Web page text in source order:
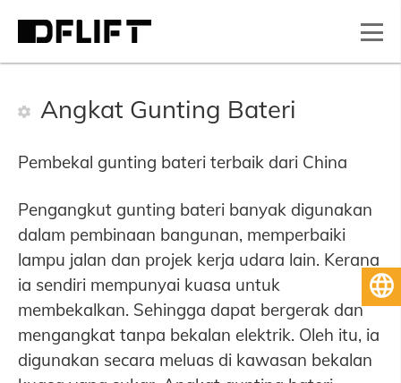
Angkat Gunting Bateri
Pembekal gunting bateri terbaik dari China
Pengangkut gunting bateri banyak digunakan
dalam pembinaan bangunan, memperbaiki
lampu jalan dan projek kerja udara lain. Kerana
ia sendiri mempunyai kuasa untuk
membekalkan. Sehingga dapat bergerak dan
mengangkat tanpa bekalan elektrik. Oleh itu, ia
digunakan secara meluas di kawasan bekalan
Bahasa Melayu